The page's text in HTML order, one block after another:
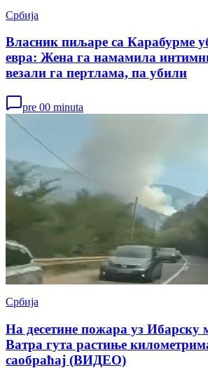
Србија
Власник пиљаре са Карабурме
евра: Жена га намамила
везали га пертлама, па убили
pre 00 minuta
Србија
На десетине пожара уз Ибарску
Ватра гута растиње
саобраћај (ВИДЕО)